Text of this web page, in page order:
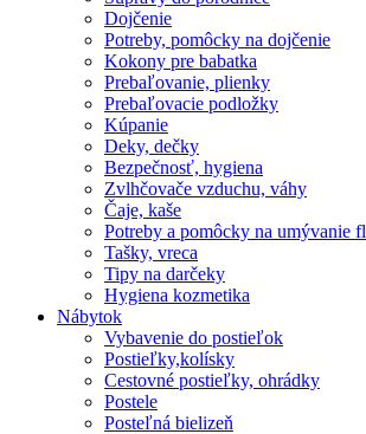
Dojčenie
Potreby, pomôcky na dojčenie
Kokony pre babatka
Prebaľovanie, plienky
Prebaľovacie podložky
Kúpanie
Deky, dečky
Bezpečnosť, hygiena
Zvlhčovače vzduchu, váhy
Čaje, kaše
Potreby a pomôcky na umývanie
Tašky, vreca
Tipy na darčeky
Hygiena kozmetika
Nábytok
Vybavenie do postieľok
Postieľky,kolísky
Cestovné postieľky, ohrádky
Postele
Posteľná bielizeň